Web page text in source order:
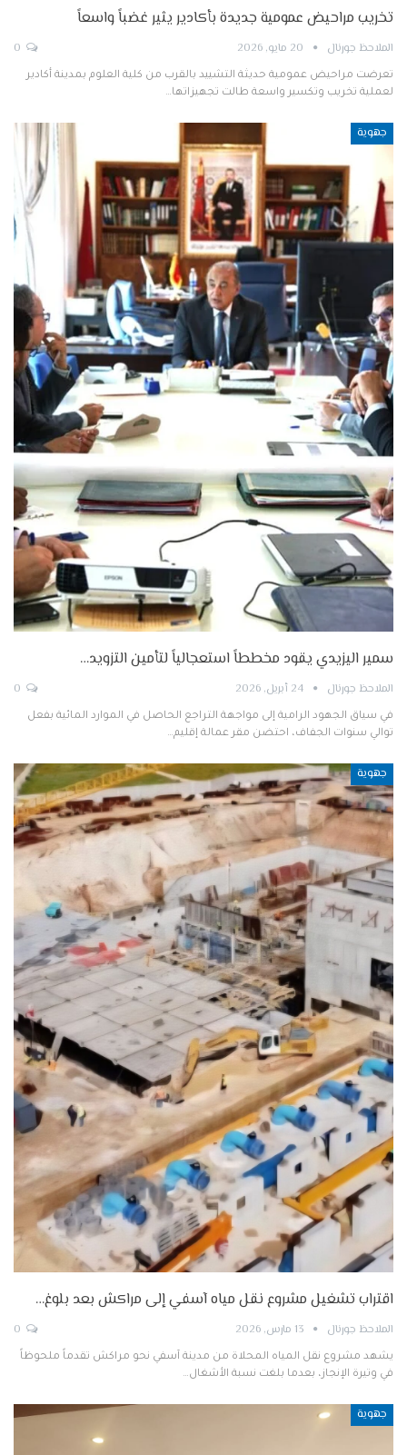
تخريب مراحيض عمومية جديدة بأكادير يثير غضباً واسعاً
الملاحظ جورنال 20 مايو, 2026
تعرضت مراحيض عمومية حديثة التشييد بالقرب من كلية العلوم بمدينة أكادير
لعملية تخريب وتكسير واسعة طالت تجهيزاتها…
جهوية
سمير اليزيدي يقود مخططاً استعجالياً لتأمين التزويد…
الملاحظ جورنال 24 أبريل, 2026
في سياق الجهود الرامية إلى مواجهة التراجع الحاصل في الموارد المائية بفعل
توالي سنوات الجفاف، احتضن مقر عمالة إقليم…
جهوية
اقتراب تشغيل مشروع نقل مياه آسفي إلى مراكش بعد بلوغ…
الملاحظ جورنال 13 مارس, 2026
يشهد مشروع نقل المياه المحلاة من مدينة آسفي نحو مراكش تقدماً ملحوظاً
في وتيرة الإنجاز، بعدما بلغت نسبة الأشغال…
جهوية